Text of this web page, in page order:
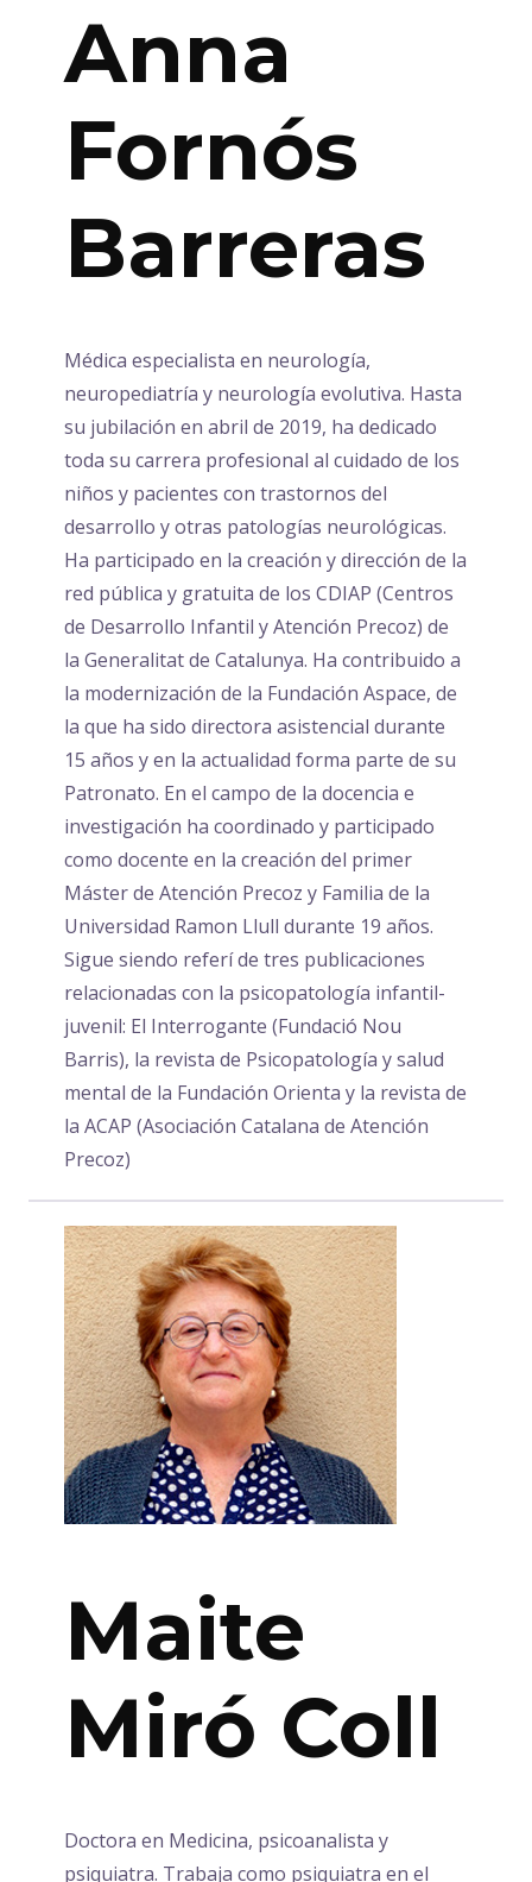
Anna
Fornós
Barreras
Médica especialista en neurología,
neuropediatría y neurología evolutiva. Hasta
su jubilación en abril de 2019, ha dedicado
toda su carrera profesional al cuidado de los
niños y pacientes con trastornos del
desarrollo y otras patologías neurológicas.
Ha participado en la creación y dirección de la
red pública y gratuita de los CDIAP (Centros
de Desarrollo Infantil y Atención Precoz) de
la Generalitat de Catalunya. Ha contribuido a
la modernización de la Fundación Aspace, de
la que ha sido directora asistencial durante
15 años y en la actualidad forma parte de su
Patronato. En el campo de la docencia e
investigación ha coordinado y participado
como docente en la creación del primer
Máster de Atención Precoz y Familia de la
Universidad Ramon Llull durante 19 años.
Sigue siendo referí de tres publicaciones
relacionadas con la psicopatología infantil-
juvenil: El Interrogante (Fundació Nou
Barris), la revista de Psicopatología y salud
mental de la Fundación Orienta y la revista de
la ACAP (Asociación Catalana de Atención
Precoz)
Maite
Miró Coll
Doctora en Medicina, psicoanalista y
psiquiatra. Trabaja como psiquiatra en el